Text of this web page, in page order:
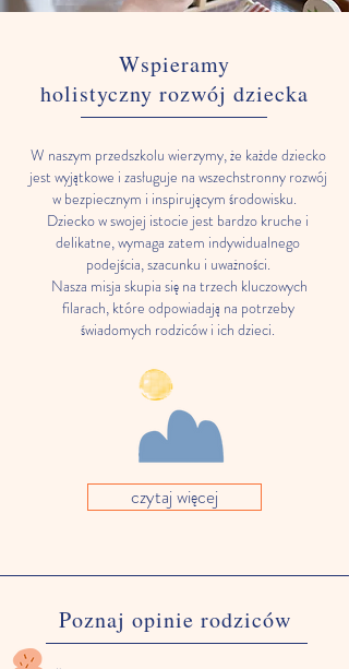
Wspieramy
holistyczny rozwój dziecka
W naszym przedszkolu wierzymy, że każde dziecko
jest wyjątkowe i zasługuje na wszechstronny rozwój
w bezpiecznym i inspirującym środowisku.
Dziecko w swojej istocie jest bardzo kruche i
delikatne, wymaga zatem indywidualnego
podejścia, szacunku i uważności.
Nasza misja skupia się na trzech kluczowych
filarach, które odpowiadają na potrzeby
świadomych rodziców i ich dzieci.
czytaj więcej
Poznaj opinie rodziców